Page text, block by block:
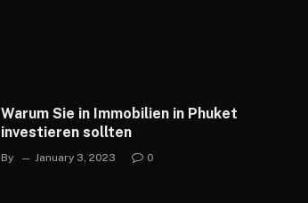
Warum Sie in Immobilien in Phuket
investieren sollten
By January 3, 2023 0